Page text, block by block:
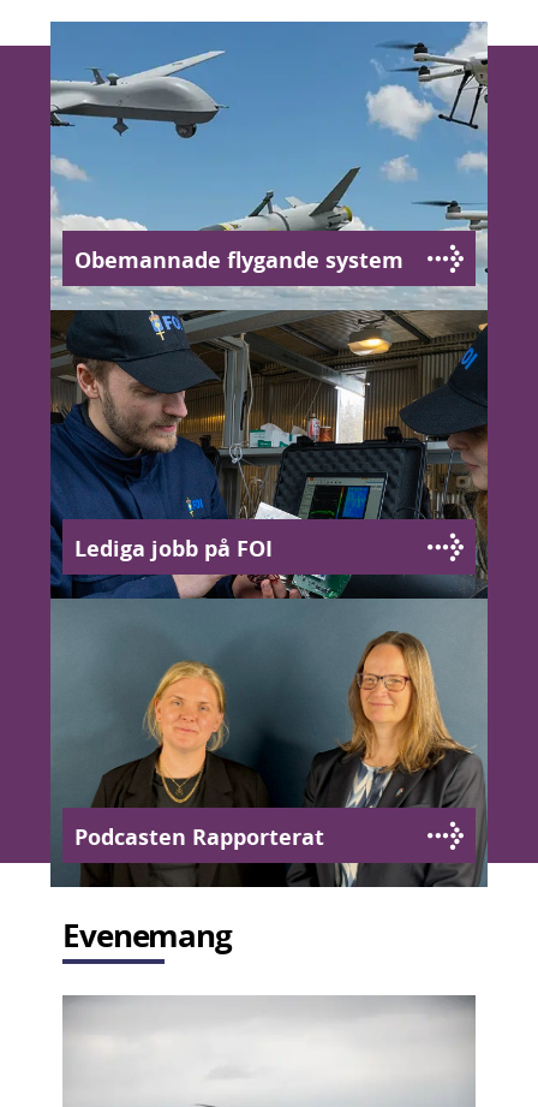
Obemannade flygande system
Lediga jobb på FOI
Podcasten Rapporterat
Evenemang